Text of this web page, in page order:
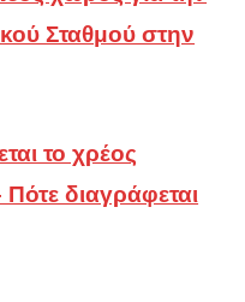
Σταθμού στην
το χρέος
διαγράφεται